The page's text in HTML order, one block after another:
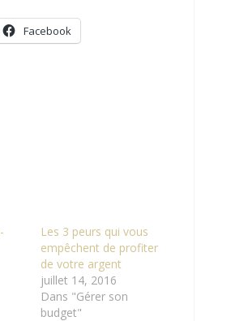
Facebook
Les 3 peurs qui vous
empêchent de profiter
de votre argent
juillet 14, 2016
Dans "Gérer son
budget"